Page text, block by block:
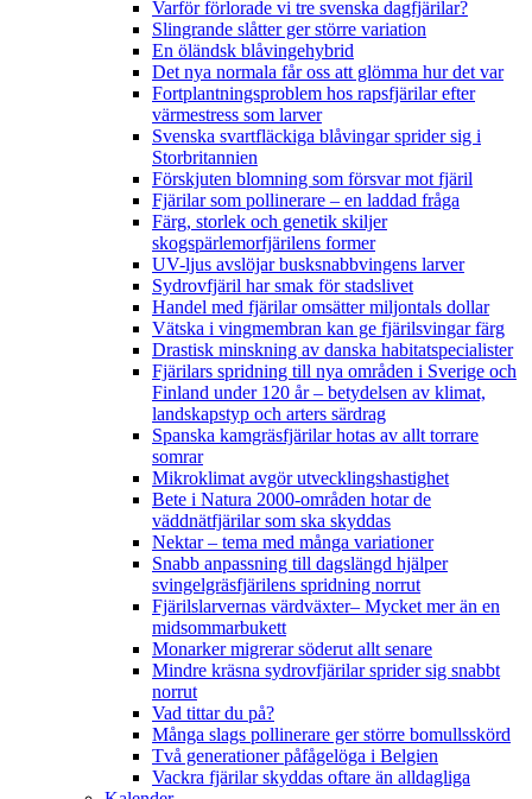
Varför förlorade vi tre svenska dagfjärilar?
Slingrande slåtter ger större variation
En öländsk blåvingehybrid
Det nya normala får oss att glömma hur det var
Fortplantningsproblem hos rapsfjärilar efter
värmestress som larver
Svenska svartfläckiga blåvingar sprider sig i
Storbritannien
Förskjuten blomning som försvar mot fjäril
Fjärilar som pollinerare – en laddad fråga
Färg, storlek och genetik skiljer
skogspärlemorfjärilens former
UV-ljus avslöjar busksnabbvingens larver
Sydrovfjäril har smak för stadslivet
Handel med fjärilar omsätter miljontals dollar
Vätska i vingmembran kan ge fjärilsvingar färg
Drastisk minskning av danska habitatspecialister
Fjärilars spridning till nya områden i Sverige och
Finland under 120 år– betydelsen av klimat,
landskapstyp och arters särdrag
Spanska kamgräsfjärilar hotas av allt torrare
somrar
Mikroklimat avgör utvecklingshastighet
Bete i Natura 2000-områden hotar de
väddnätfjärilar som ska skyddas
Nektar – tema med många variationer
Snabb anpassning till dagslängd hjälper
svingelgräsfjärilens spridning norrut
Fjärilslarvernas värdväxter– Mycket mer än en
midsommarbukett
Monarker migrerar söderut allt senare
Mindre kräsna sydrovfjärilar sprider sig snabbt
norrut
Vad tittar du på?
Många slags pollinerare ger större bomullsskörd
Två generationer påfågelöga i Belgien
Vackra fjärilar skyddas oftare än alldagliga